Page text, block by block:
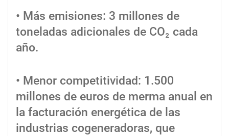
• Más emisiones: 3 millones de
toneladas adicionales de CO₂ cada
año.
• Menor competitividad: 1.500
millones de euros de merma anual en
la facturación energética de las
industrias cogeneradoras, que